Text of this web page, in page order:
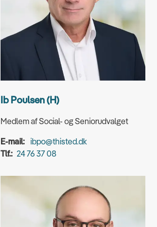
Ib Poulsen (H)
Medlem af Social- og Seniorudvalget
E-mail: ibpo@thisted.dk
Tlf.: 24 76 37 08